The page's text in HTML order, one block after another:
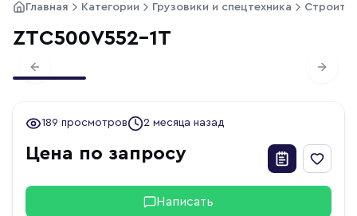
Главная Категории Грузовики и спецтехника
ZTC500V552-1T
Previous slide Next
189 просмотров 2 месяца назад
Цена по запросу
Написать